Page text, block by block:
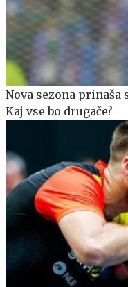
Nova sezona prinaša
Kaj vse bo drugače?